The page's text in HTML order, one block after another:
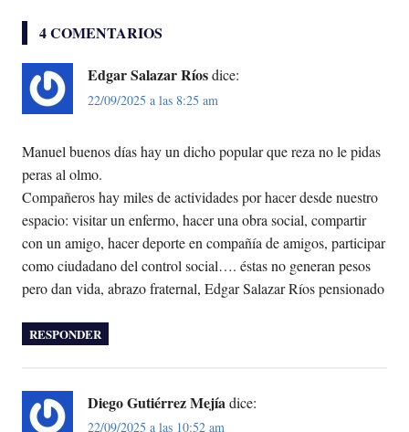
4 COMENTARIOS
Edgar Salazar Ríosdice:
22/09/2025 a las 8:25 am
Manuel buenos días hay un dicho popular que reza no le pidas
peras al olmo.
Compañeros hay miles de actividades por hacer desde nuestro
espacio: visitar un enfermo, hacer una obra social, compartir
con un amigo, hacer deporte en compañía de amigos, participar
como ciudadano del control social…. éstas no generan pesos
pero dan vida, abrazo fraternal, Edgar Salazar Ríos pensionado
RESPONDER
Diego Gutiérrez Mejíadice:
22/09/2025 a las 10:52 am